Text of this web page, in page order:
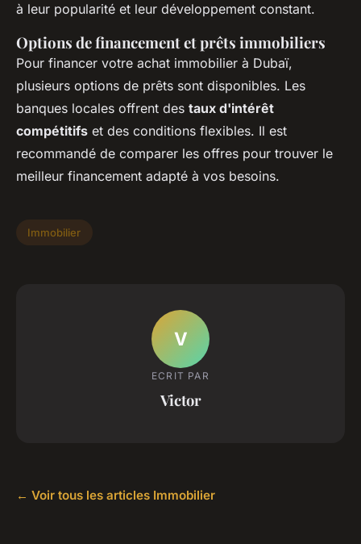
à leur popularité et leur développement constant.
Options de financement et prêts immobiliers
Pour financer votre achat immobilier à Dubaï,
plusieurs options de prêts sont disponibles. Les
banques locales offrent des taux d'intérêt
compétitifs et des conditions flexibles. Il est
recommandé de comparer les offres pour trouver le
meilleur financement adapté à vos besoins.
Immobilier
V
ECRIT PAR
Victor
← Voir tous les articles Immobilier